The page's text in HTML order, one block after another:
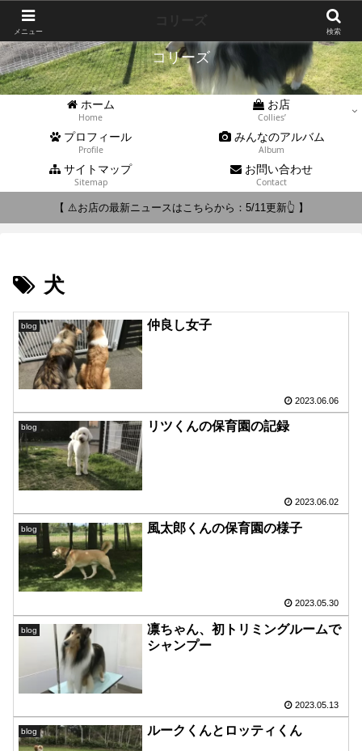
コリーズ
ホーム
Home
お店
Collies’
プロフィール
Profile
みんなのアルバム
Album
サイトマップ
Sitemap
お問い合わせ
Contact
【 ⚠️お店の最新ニュースはこちらから：5/11更新👆 】
犬
blog 仲良し女子
2023.06.06
blog リツくんの保育園の記録
2023.06.02
blog 風太郎くんの保育園の様子
2023.05.30
blog
凛ちゃん、初トリミングルームで
シャンプー
2023.05.13
blog ルークくんとロッティくん
メニュー 検索